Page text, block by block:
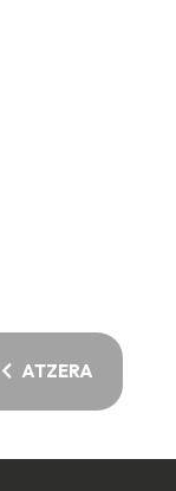
ATZERA